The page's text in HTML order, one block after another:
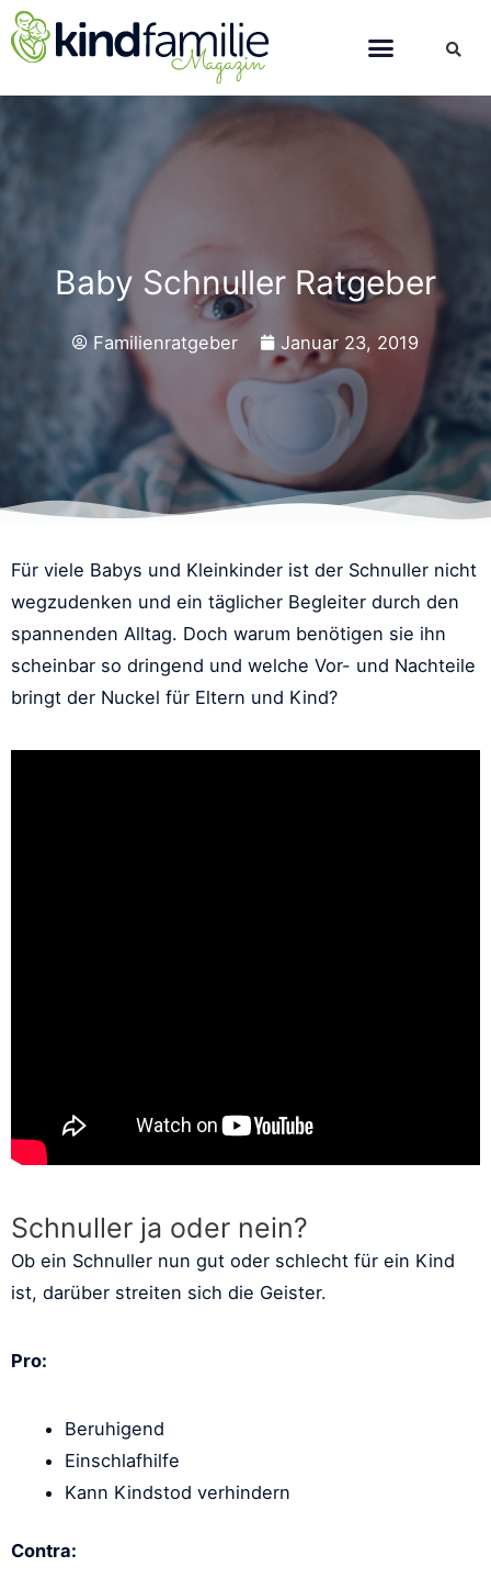
Baby Schnuller Ratgeber
Familienratgeber Januar 23, 2019
Für viele Babys und Kleinkinder ist der Schnuller nicht
wegzudenken und ein täglicher Begleiter durch den
spannenden Alltag. Doch warum benötigen sie ihn
scheinbar so dringend und welche Vor- und Nachteile
bringt der Nuckel für Eltern und Kind?
Schnuller ja oder nein?
Ob ein Schnuller nun gut oder schlecht für ein Kind
ist, darüber streiten sich die Geister.
Pro:
Beruhigend
Einschlafhilfe
Kann Kindstod verhindern
Contra: